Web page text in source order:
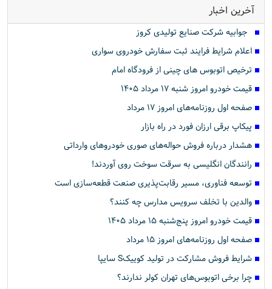
آخرین اخبار
جوابیه شرکت صنایع تولیدی کروز
اعلام شرایط فرایند ثبت سفارش خودروی سواری
ترخیص اتوبوس های چینی از فرودگاه امام
قیمت خودرو امروز شنبه ۱۷ مرداد ۱۴۰۵
صفحه اول روزنامه‌های امروز ۱۷ مرداد
پیکاپ برقی ارزان فورد در راه بازار
هشدار درباره فروش حواله‌های صوری خودروهای وارداتی
رانندگان انگلیسی به سرقت سوخت روی آوردند!
توسعه فناوری، مسیر رقابت‌پذیری صنعت قطعه‌سازی است
والدین با تخلف سرویس مدارس چه کنند؟
قیمت خودرو امروز پنج‌شنبه ۱۵ مرداد ۱۴۰۵
صفحه اول روزنامه‌های امروز ۱۵ مرداد
شرایط فروش مشارکت در تولید کوییکS سایپا
چرا برخی اتوبوس‌های تهران کولر ندارند؟